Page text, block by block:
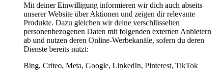
Mit deiner Einwilligung informieren wir dich auch abseits
unserer Website über Aktionen und zeigen dir relevante
Produkte. Dazu gleichen wir deine verschlüsselten
personenbezogenen Daten mit folgenden externen Anbietern
ab und nutzen deren Online-Werbekanäle, sofern du deren
Dienste bereits nutzt:
Bing, Criteo, Meta, Google, LinkedIn, Pinterest, TikTok